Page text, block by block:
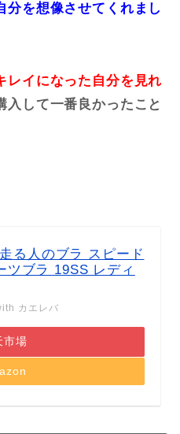
分を想像させてくれまし
レイになった自分を見れ
入して一番良かったこと
る人のブラ スピード
ツブラ 19SS レディ
カエレバ
市場